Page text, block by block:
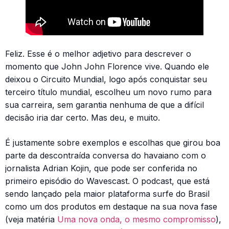
Feliz. Esse é o melhor adjetivo para descrever o
momento que John John Florence vive. Quando ele
deixou o Circuito Mundial, logo após conquistar seu
terceiro título mundial, escolheu um novo rumo para
sua carreira, sem garantia nenhuma de que a difícil
decisão iria dar certo. Mas deu, e muito.
É justamente sobre exemplos e escolhas que girou boa
parte da descontraída conversa do havaiano com o
jornalista Adrian Kojin, que pode ser conferida no
primeiro episódio do Wavescast. O podcast, que está
sendo lançado pela maior plataforma surfe do Brasil
como um dos produtos em destaque na sua nova fase
(veja matéria Uma nova onda, o mesmo compromisso),